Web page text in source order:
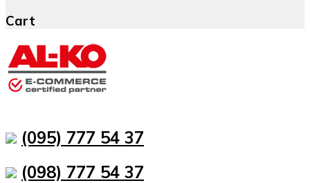
Cart
(095) 777 54 37
(098) 777 54 37